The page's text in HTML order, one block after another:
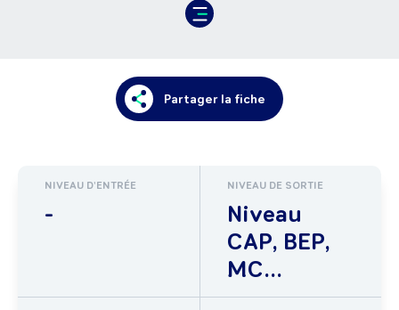
Partager la fiche
NIVEAU D'ENTRÉE
-
NIVEAU DE SORTIE
Niveau
CAP, BEP,
MC...